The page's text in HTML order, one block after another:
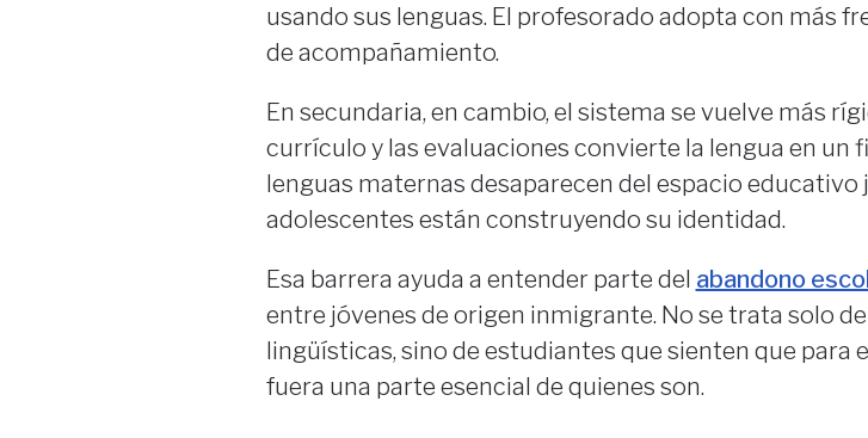
usando sus lenguas. El profesorado adopta con más
de acompañamiento.
En secundaria, en cambio, el sistema se vuelve más
currículo y las evaluaciones convierte la lengua en un
lenguas maternas desaparecen del espacio educativo
adolescentes están construyendo su identidad.
Esa barrera ayuda a entender parte del abandono
entre jóvenes de origen inmigrante. No se trata solo
lingüísticas, sino de estudiantes que sienten que para
fuera una parte esencial de quienes son.